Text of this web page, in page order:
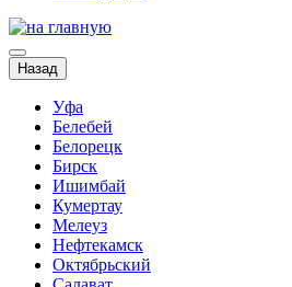
Назад
Уфа
Белебей
Белорецк
Бирск
Ишимбай
Кумертау
Мелеуз
Нефтекамск
Октябрьский